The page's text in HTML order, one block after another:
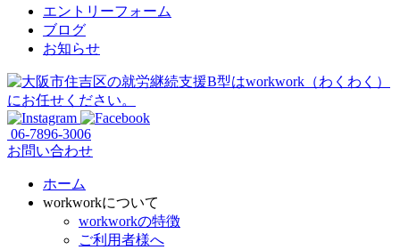
エントリーフォーム
ブログ
お知らせ
06-7896-3006
お問い合わせ
ホーム
workworkについて
workworkの特徴
ご利用者様へ